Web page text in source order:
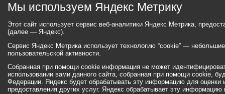
Мы используем Яндекс Метрику
Этот сайт использует сервис веб-аналитики Яндекс Метрика,
(далее — Яндекс).
Сервис Яндекс Метрика использует технологию “cookie” —
пользовательской активности.
Собранная при помощи cookie информация не может
использовании вами данного сайта, собранная при помощи cookie,
Федерации. Яндекс будет обрабатывать эту информацию для оценки
предоставления других услуг. Яндекс обрабатывает эту